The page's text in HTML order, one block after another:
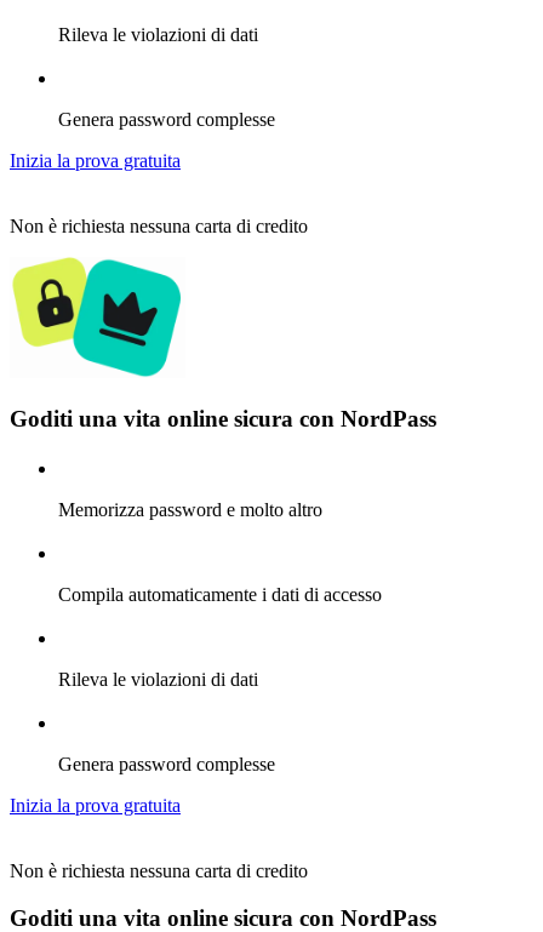
Rileva le violazioni di dati
Genera password complesse
Inizia la prova gratuita
Non è richiesta nessuna carta di credito
Goditi una vita online sicura con NordPass
Memorizza password e molto altro
Compila automaticamente i dati di accesso
Rileva le violazioni di dati
Genera password complesse
Inizia la prova gratuita
Non è richiesta nessuna carta di credito
Goditi una vita online sicura con NordPass